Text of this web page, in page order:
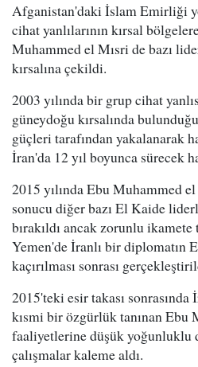
Afganistan'daki İslam Emirliği
cihat yanlılarının kırsal
Muhammed el Mısri de bazı
kırsalına çekildi.
2003 yılında bir grup cihat
güneydoğu kırsalında
güçleri tarafından yakalanarak
İran'da 12 yıl boyunca sürecek
2015 yılında Ebu Muhammed
sonucu diğer bazı El Kaide
bırakıldı ancak zorunlu
Yemen'de İranlı bir diplomatın
kaçırılması sonrası
2015'teki esir takası
kısmi bir özgürlük tanınan Ebu
faaliyetlerine düşük yoğunluklu
çalışmalar kaleme aldı.